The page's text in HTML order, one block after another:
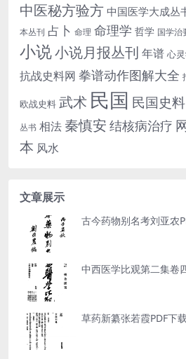
中医秘方验方 中国医学大成丛
本丛刊 占卜 命理 命理学 哲学 国学治
小说小说月报丛刊 年谱 心
抗战史料网 拳谱动作图解大全
欧战史料 武术 民国 民国史料
丛书 相法 秦慎安 结核病治疗
本 风水
文章展示
古今药物别名考刘亚农
中西医学比观第二集卷
草药新纂张若霞PDF下